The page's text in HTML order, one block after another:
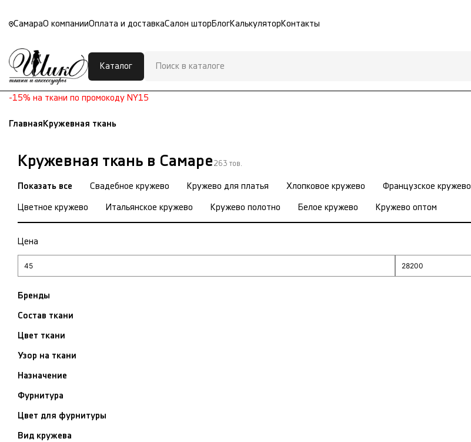
СамараО компанииОплата и доставкаСалон штор БлогКалькулятор Контакты
Каталог
-15% на ткани по промокоду NY15
Главная Кружевная ткань
Кружевная ткань в Самаре 263 тов.
Показать все Свадебное кружево Кружево для платья Хлопковое кружево Французское кружево
Цветное кружево Итальянское кружево Кружево полотно Белое кружево Кружево оптом
Цена
Бренды
Состав ткани
Цвет ткани
Узор на ткани
Назначение
Фурнитура
Цвет для фурнитуры
Вид кружева